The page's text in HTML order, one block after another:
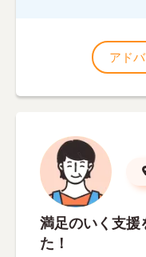
アド
満足のいく支援
た！